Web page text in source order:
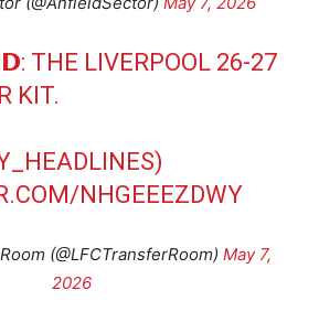
THE LIVERPOOL 26-27
KIT.
)
NHGEEEZDWY
(@LFCTransferRoom) May 7,
2026